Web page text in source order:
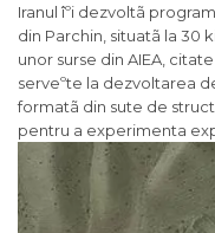
Iranul îºi dezvoltã
din Parchin, situatã la 30
unor surse din AIEA,
serveºte la dezvoltarea
formatã din sute de
pentru a experimenta